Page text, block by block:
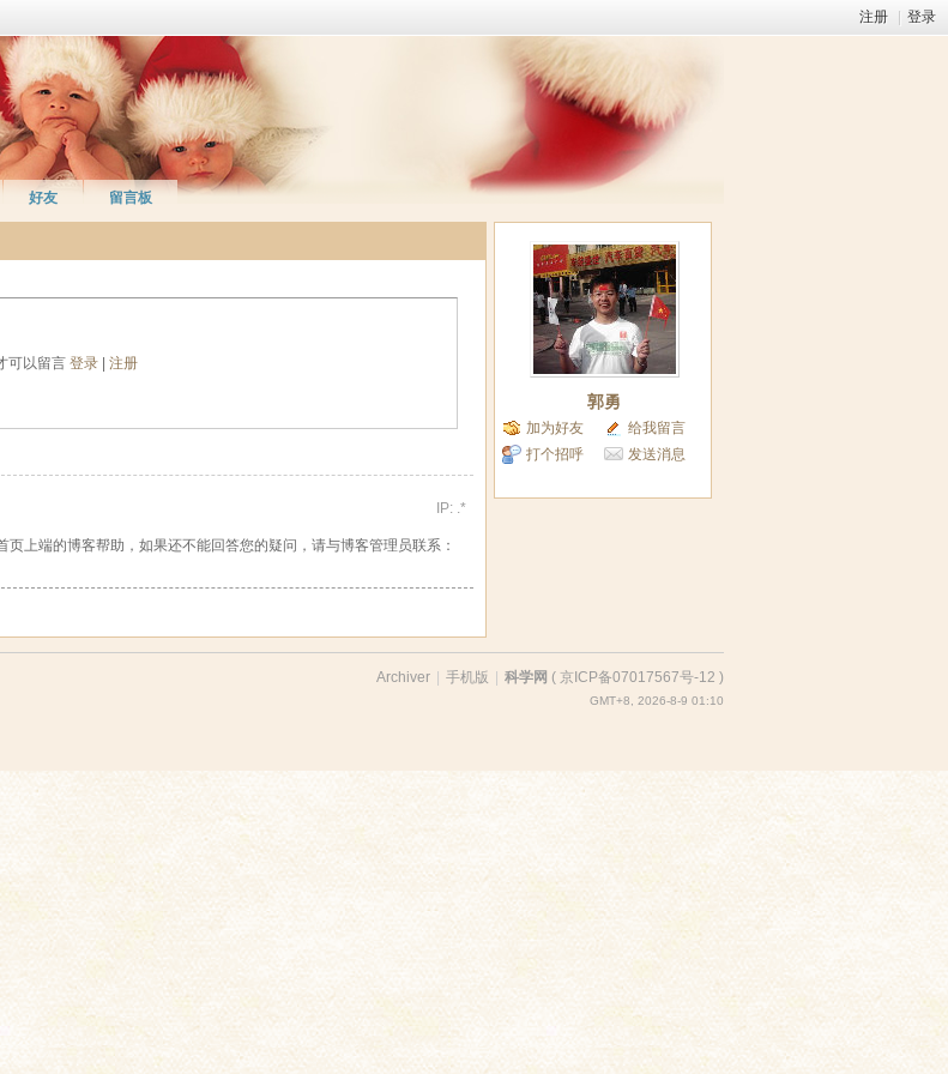
注册 登录
好友 留言板
可以留言 登录| 注册
IP: .*
上端的博客帮助，如果还不能回答您的疑问，请与博客管理员联系：
郭勇
加为好友
给我留言
打个招呼
发送消息
Archiver 手机版 科学网 ( 京ICP备07017567号-12 )
GMT+8, 2026-8-9 01:10